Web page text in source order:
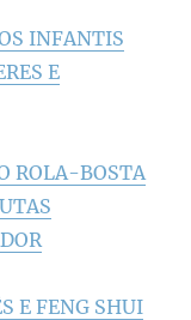
INFANTIS
E
ROLA-BOSTA
E FENG SHUI